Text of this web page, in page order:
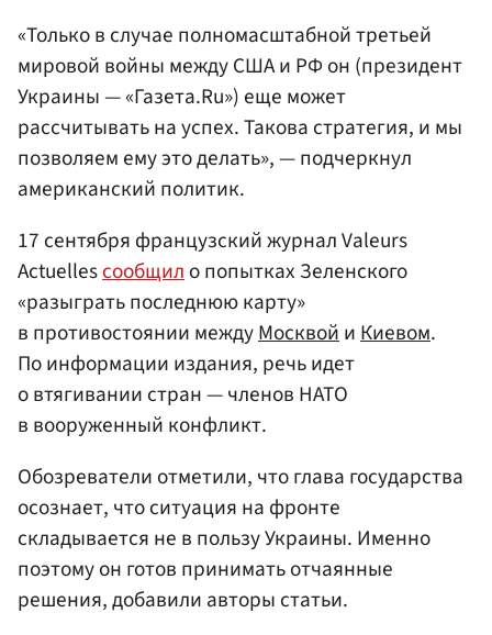
«Только в случае полномасштабной третьей
мировой войны между США и РФ он (президент
Украины — «Газета.Ru») еще может
рассчитывать на успех. Такова стратегия, и мы
позволяем ему это делать», — подчеркнул
американский политик.
17 сентября французский журнал Valeurs
Actuellesсообщило попытках Зеленского
«разыграть последнюю карту»
в противостоянии междуМосквойиКиевом.
По информации издания, речь идет
о втягивании стран — членов НАТО
в вооруженный конфликт.
Обозреватели отметили, что глава государства
осознает, что ситуация на фронте
складывается не в пользу Украины. Именно
поэтому он готов принимать отчаянные
решения, добавили авторы статьи.